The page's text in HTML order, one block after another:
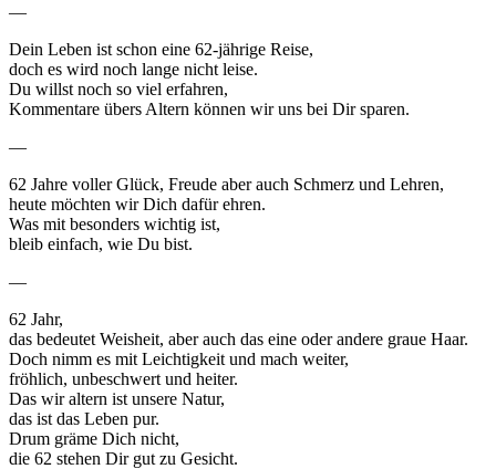
—
Dein Leben ist schon eine 62-jährige Reise,
doch es wird noch lange nicht leise.
Du willst noch so viel erfahren,
Kommentare übers Altern können wir uns bei Dir sparen.
—
62 Jahre voller Glück, Freude aber auch Schmerz und Lehren,
heute möchten wir Dich dafür ehren.
Was mit besonders wichtig ist,
bleib einfach, wie Du bist.
—
62 Jahr,
das bedeutet Weisheit, aber auch das eine oder andere graue Haar.
Doch nimm es mit Leichtigkeit und mach weiter,
fröhlich, unbeschwert und heiter.
Das wir altern ist unsere Natur,
das ist das Leben pur.
Drum gräme Dich nicht,
die 62 stehen Dir gut zu Gesicht.